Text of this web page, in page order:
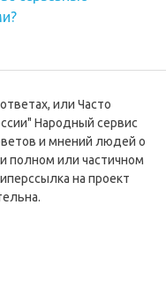
или Часто
Народный сервис
и мнений людей о
полном или частичном
на проект